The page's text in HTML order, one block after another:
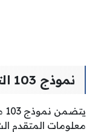
نموذج 103 التامينات اشعار التحاق
معلومات المتقدم